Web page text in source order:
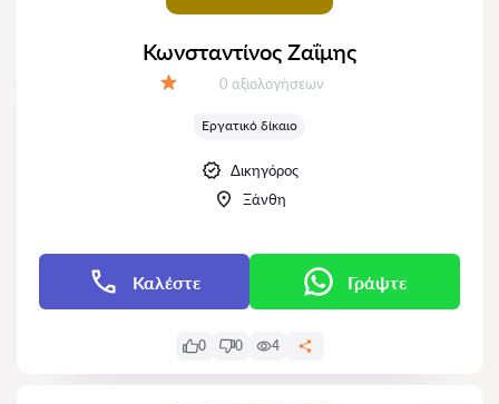
Κωνσταντίνος Ζαΐμης
Αξιολογήσεις:
0 αξιολογήσεων
Εργατικό δίκαιο
Δικηγόρος
Ξάνθη
Καλέστε Γράψτε
0 0 4